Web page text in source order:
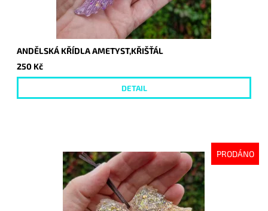
ANDĚLSKÁ KŘÍDLA AMETYST,KŘIŠŤÁL
250 Kč
DETAIL
PRODÁNO